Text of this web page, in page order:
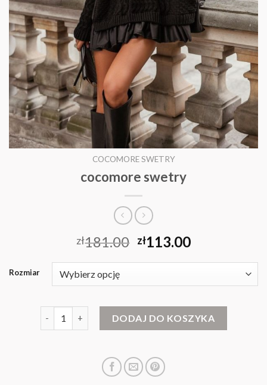
COCOMORE SWETRY
cocomore swetry
zł181.00 zł113.00
Rozmiar
DODAJ DO KOSZYKA